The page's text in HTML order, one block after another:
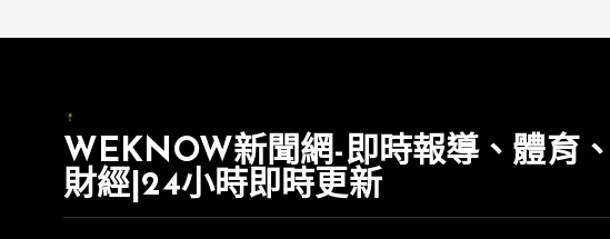
WEKNOW新聞網-即時報導、體育
財經|24小時即時更新